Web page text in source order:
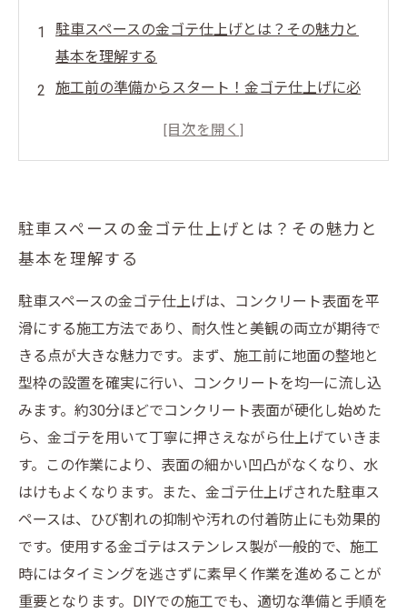
駐車スペースの金ゴテ仕上げとは？その魅力と
基本を理解する
施工前の準備からスタート！金ゴテ仕上げに必
解説
完成！耐久性と美観を兼ね備えた駐車スペース
の金ゴテ仕上げ効果とは
DIYで挑戦！初心者でもわかる駐車スペースの金
ゴテ仕上げガイド
エクステリアプロが教える！金ゴテ仕上げ施工
の最新トレンドと技術
金ゴテ仕上げの魅力と劣化の兆候を知ろう―初
めてのメンテナンス準備
効果的なメンテナンスの基本ステップ：ひび割
れや摩耗に負けない方法
専門家が教える長持ちさせるコツ―駐車スペー
ス金ゴテ仕上げの耐久メンテ術
駐車スペースの金ゴテ仕上げとは？その魅力と
基本を理解する
駐車スペースの金ゴテ仕上げは、コンクリート表面を平
滑にする施工方法であり、耐久性と美観の両立が期待で
きる点が大きな魅力です。まず、施工前に地面の整地と
型枠の設置を確実に行い、コンクリートを均一に流し込
みます。約30分ほどでコンクリート表面が硬化し始めた
ら、金ゴテを用いて丁寧に押さえながら仕上げていきま
す。この作業により、表面の細かい凹凸がなくなり、水
はけもよくなります。また、金ゴテ仕上げされた駐車ス
ペースは、ひび割れの抑制や汚れの付着防止にも効果的
です。使用する金ゴテはステンレス製が一般的で、施工
時にはタイミングを逃さずに素早く作業を進めることが
重要となります。DIYでの施工でも、適切な準備と手順を